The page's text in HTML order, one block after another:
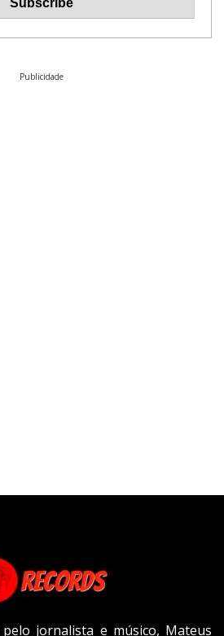
Publicidade
jornalista e músico, Mateus